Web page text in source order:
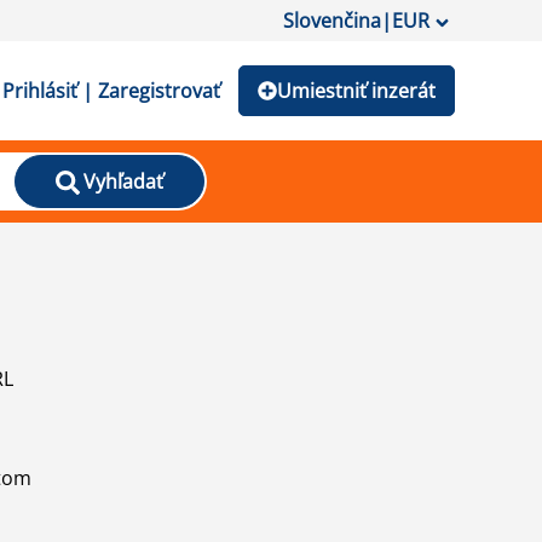
Slovenčina|EUR
Prihlásiť | Zaregistrovať Umiestniť inzerát
Vyhľadať